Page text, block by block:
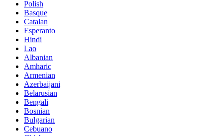
Polish
Basque
Catalan
Esperanto
Hindi
Lao
Albanian
Amharic
Armenian
Azerbaijani
Belarusian
Bengali
Bosnian
Bulgarian
Cebuano